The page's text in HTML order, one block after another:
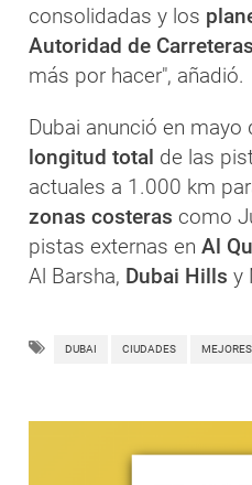
consolidadas y los
Autoridad de Carreteras
más por hacer", añadió.
Dubai anunció en
longitud total de las
actuales a 1.000 km
zonas costeras como
pistas externas en Al
Al Barsha, Dubai Hills y
DUBAI CIUDADES MEJORES